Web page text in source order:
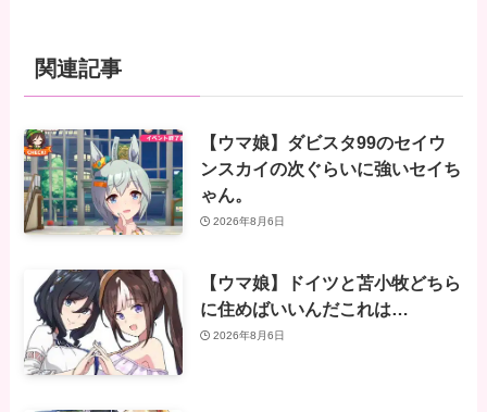
関連記事
【ウマ娘】ダビスタ99のセイウ
ンスカイの次ぐらいに強いセイち
ゃん。
2026年8月6日
【ウマ娘】ドイツと苫小牧どちら
に住めばいいんだこれは…
2026年8月6日